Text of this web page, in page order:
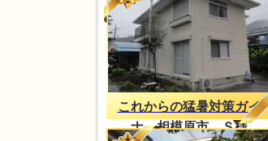
これからの猛暑対策ガイ
ナ 相模原市 Ｓ様